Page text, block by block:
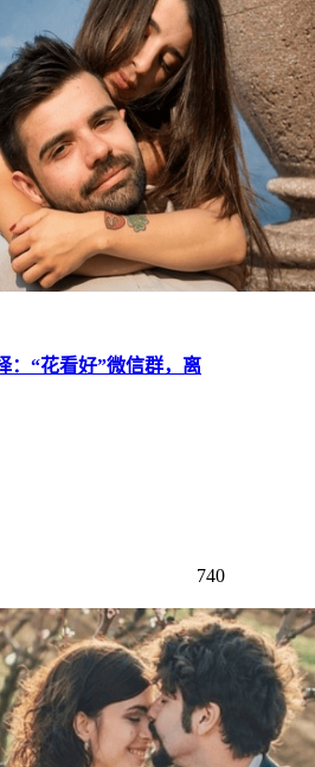
：“花看好”微信群，离
740